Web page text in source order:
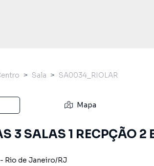
Sala SA0034_RIOLAR
Mapa
3 SALAS 1 RECPÇÃO 2
- Rio de Janeiro/RJ